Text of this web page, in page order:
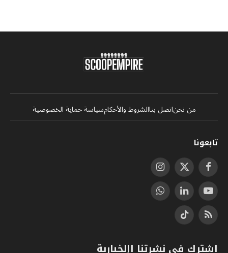
من نحناتصل بناالشروط والأحكامسياسة حماية الخصوصية
تابعونا
فيسبوكX
(Twitter)
الانستغرام
يوتيوب لينكدإنواتساب
RSS
تيكتوك
اشترك في نشرتنا اإلخبارية